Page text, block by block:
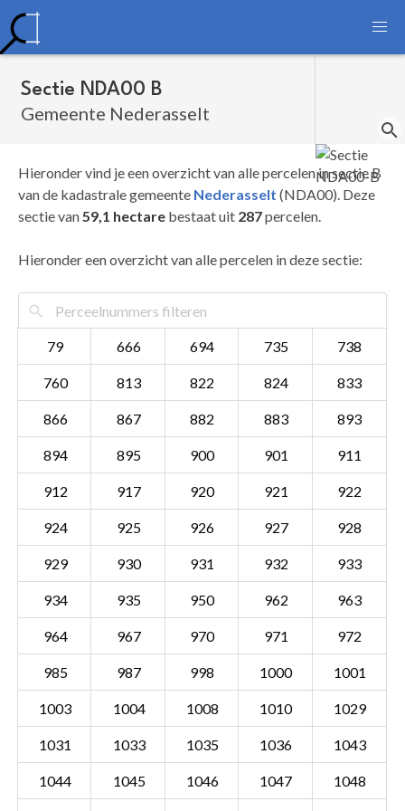
Sectie NDA00 B
Gemeente Nederasselt
Hieronder vind je een overzicht van alle percelen in sectie B
van de kadastrale gemeente Nederasselt (NDA00). Deze
sectie van59,1 hectare bestaat uit 287percelen.
Hieronder een overzicht van alle percelen in deze sectie:
79 666 694 735 738
760 813 822 824 833
866 867 882 883 893
894 895 900 901 911
912 917 920 921 922
924 925 926 927 928
929 930 931 932 933
934 935 950 962 963
964 967 970 971 972
985 987 998 1000 1001
1003 1004 1008 1010 1029
1031 1033 1035 1036 1043
1044 1045 1046 1047 1048
Sectie NDA00 B
Gemeente Nederasselt
Details